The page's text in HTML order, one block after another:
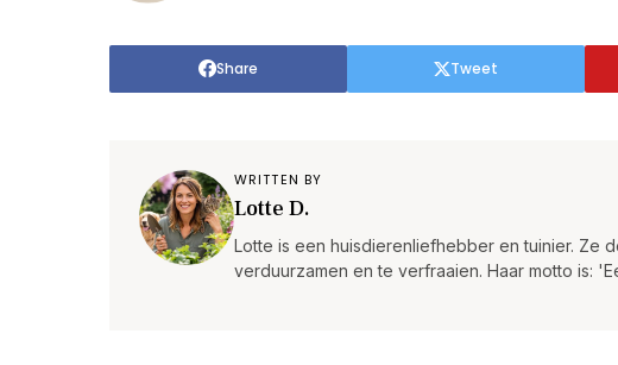
Share Tweet
WRITTEN BY
Lotte D.
Lotte is een huisdierenliefhebber en tuinier. Ze
verduurzamen en te verfraaien. Haar motto is: